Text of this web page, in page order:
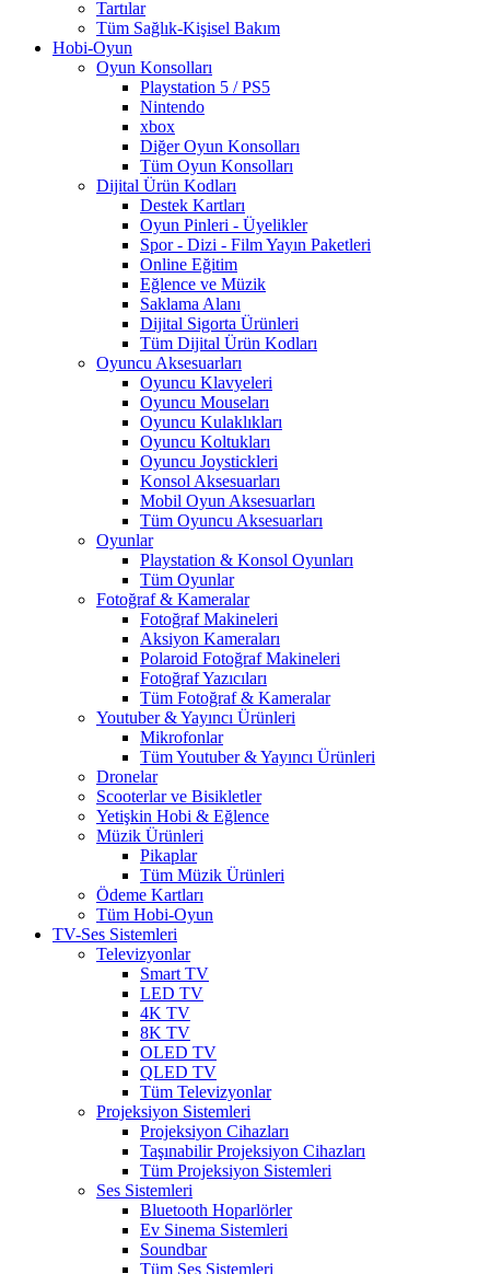
Tartılar
Tüm Sağlık-Kişisel Bakım
Hobi-Oyun
Oyun Konsolları
Playstation 5 / PS5
Nintendo
xbox
Diğer Oyun Konsolları
Tüm Oyun Konsolları
Dijital Ürün Kodları
Destek Kartları
Oyun Pinleri - Üyelikler
Spor - Dizi - Film Yayın Paketleri
Online Eğitim
Eğlence ve Müzik
Saklama Alanı
Dijital Sigorta Ürünleri
Tüm Dijital Ürün Kodları
Oyuncu Aksesuarları
Oyuncu Klavyeleri
Oyuncu Mouseları
Oyuncu Kulaklıkları
Oyuncu Koltukları
Oyuncu Joystickleri
Konsol Aksesuarları
Mobil Oyun Aksesuarları
Tüm Oyuncu Aksesuarları
Oyunlar
Playstation & Konsol Oyunları
Tüm Oyunlar
Fotoğraf & Kameralar
Fotoğraf Makineleri
Aksiyon Kameraları
Polaroid Fotoğraf Makineleri
Fotoğraf Yazıcıları
Tüm Fotoğraf & Kameralar
Youtuber & Yayıncı Ürünleri
Mikrofonlar
Tüm Youtuber & Yayıncı Ürünleri
Dronelar
Scooterlar ve Bisikletler
Yetişkin Hobi & Eğlence
Müzik Ürünleri
Pikaplar
Tüm Müzik Ürünleri
Ödeme Kartları
Tüm Hobi-Oyun
TV-Ses Sistemleri
Televizyonlar
Smart TV
LED TV
4K TV
8K TV
OLED TV
QLED TV
Tüm Televizyonlar
Projeksiyon Sistemleri
Projeksiyon Cihazları
Taşınabilir Projeksiyon Cihazları
Tüm Projeksiyon Sistemleri
Ses Sistemleri
Bluetooth Hoparlörler
Ev Sinema Sistemleri
Soundbar
Tüm Ses Sistemleri